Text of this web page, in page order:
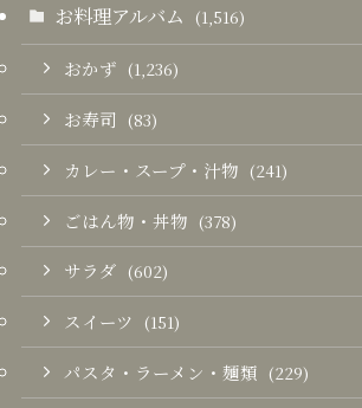
お料理アルバム (1,516)
おかず (1,236)
お寿司 (83)
カレー・スープ・汁物 (241)
ごはん物・丼物 (378)
サラダ (602)
スイーツ (151)
パスタ・ラーメン・麺類 (229)